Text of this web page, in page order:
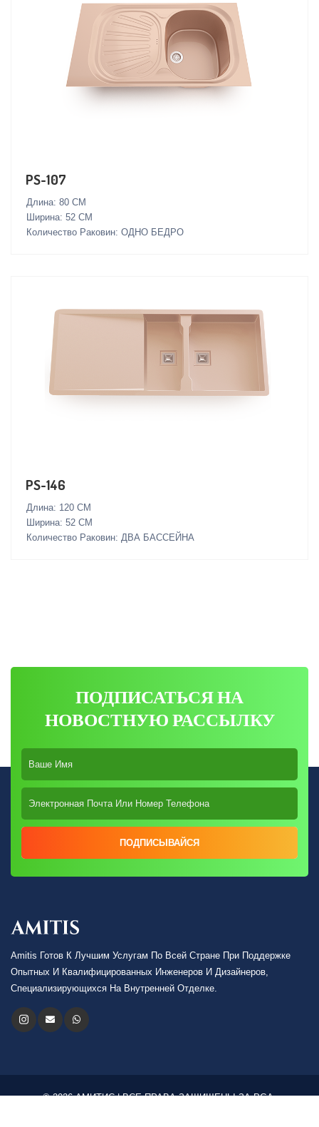
PS-107
Длина: 80 СМ
Ширина: 52 СМ
Количество Раковин: ОДНО БЕДРО
PS-146
Длина: 120 СМ
Ширина: 52 СМ
Количество Раковин: ДВА БАССЕЙНА
ПОДПИСАТЬСЯ НА
НОВОСТНУЮ РАССЫЛКУ
ПОДПИСЫВАЙСЯ
Amitis Готов К Лучшим Услугам По Всей Стране При Поддержке
Опытных И Квалифицированных Инженеров И Дизайнеров,
Специализирующихся На Внутренней Отделке.
© 2026 АМИТИС | ВСЕ ПРАВА ЗАЩИЩЕНЫ ЗА PGA.